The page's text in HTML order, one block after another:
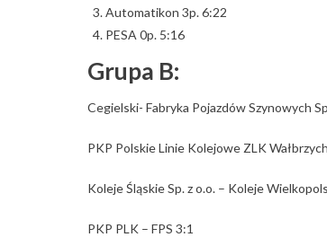
Automatikon 3p. 6:22
PESA 0p. 5:16
Grupa B:
Cegielski- Fabryka Pojazdów Szynowych
PKP Polskie Linie Kolejowe ZLK
Koleje Śląskie Sp. z o.o. – Koleje
PKP PLK – FPS 3:1